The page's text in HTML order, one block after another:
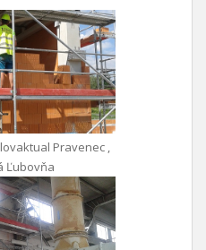
Pravenec ,
Ľubovňa